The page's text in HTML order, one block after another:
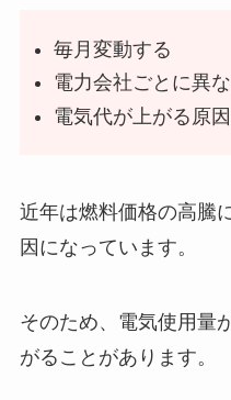
毎月変動する
電力会社ごとに異
電気代が上がる原
近年は燃料価格の高騰
因になっています。
そのため、電気使用量
がることがあります。